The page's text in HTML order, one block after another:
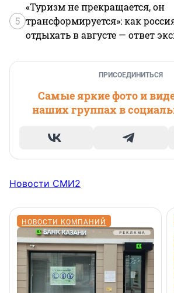
5
«Туризм не прекращается, он
трансформируется»: как
отдыхать в августе — ответ
ПРИСОЕДИНИТЬСЯ
Самые яркие фото и
наших группах в
Новости СМИ2
НОВОСТИ КОМПАНИЙ